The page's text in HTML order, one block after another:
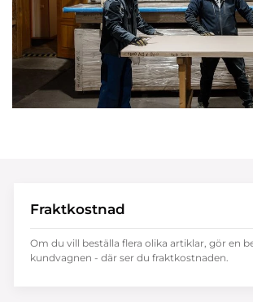
Fraktkostnad
Om du vill beställa flera olika artiklar, gör en
kundvagnen - där ser du fraktkostnaden.